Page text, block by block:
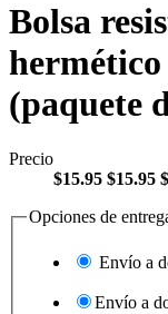
Bolsa
hermético
(paquete
Precio
$15.95 $15.95
Opciones de
Envío a
Envío a